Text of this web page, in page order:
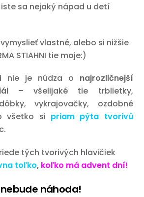
sa nejaký nápad u detí
vlastné, alebo si nižšie
STIAHNI tie moje:)
nie je núdza o najrozličnejší
–všelijaké tie trblietky,
vykrajovačky, ozdobné
všetko si priam pýta tvorivú
tých tvorivých hlavičiek
toľko, koľko má advent dní!
nebude náhoda!